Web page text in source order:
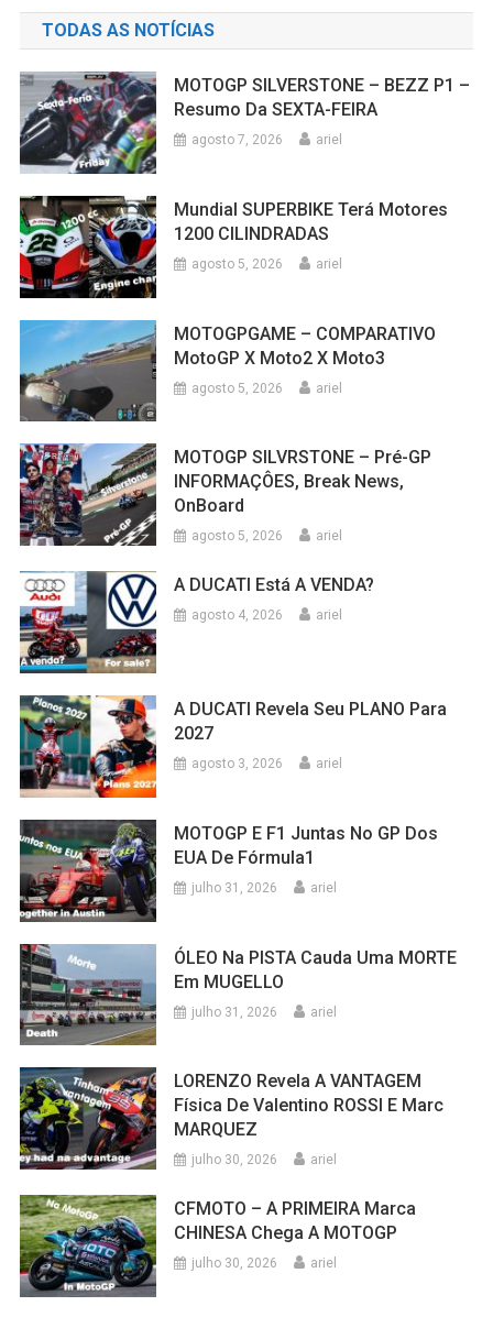
TODAS AS NOTÍCIAS
MOTOGP SILVERSTONE – BEZZ P1 –
Resumo Da SEXTA-FEIRA
agosto 7, 2026 ariel
Mundial SUPERBIKE Terá Motores
1200 CILINDRADAS
agosto 5, 2026 ariel
MOTOGPGAME – COMPARATIVO
MotoGP X Moto2 X Moto3
agosto 5, 2026 ariel
MOTOGP SILVRSTONE – Pré-GP
INFORMAÇÔES, Break News,
OnBoard
agosto 5, 2026 ariel
A DUCATI Está A VENDA?
agosto 4, 2026 ariel
A DUCATI Revela Seu PLANO Para
2027
agosto 3, 2026 ariel
MOTOGP E F1 Juntas No GP Dos
EUA De Fórmula1
julho 31, 2026 ariel
ÓLEO Na PISTA Cauda Uma MORTE
Em MUGELLO
julho 31, 2026 ariel
LORENZO Revela A VANTAGEM
Física De Valentino ROSSI E Marc
MARQUEZ
julho 30, 2026 ariel
CFMOTO – A PRIMEIRA Marca
CHINESA Chega A MOTOGP
julho 30, 2026 ariel